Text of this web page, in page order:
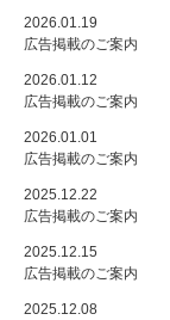
2026.01.19
広告掲載のご案内
2026.01.12
広告掲載のご案内
2026.01.01
広告掲載のご案内
2025.12.22
広告掲載のご案内
2025.12.15
広告掲載のご案内
2025.12.08